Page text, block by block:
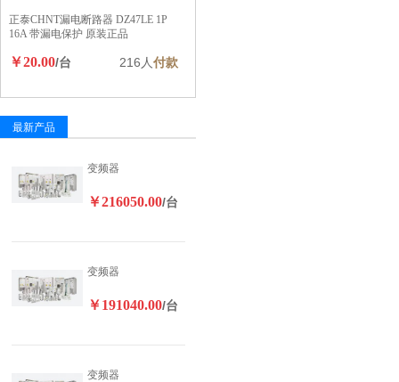
正泰CHNT漏电断路器 DZ47LE 1P
16A 带漏电保护 原装正品
￥20.00/台 216人付款
最新产品
变频器
￥216050.00/台
变频器
￥191040.00/台
变频器